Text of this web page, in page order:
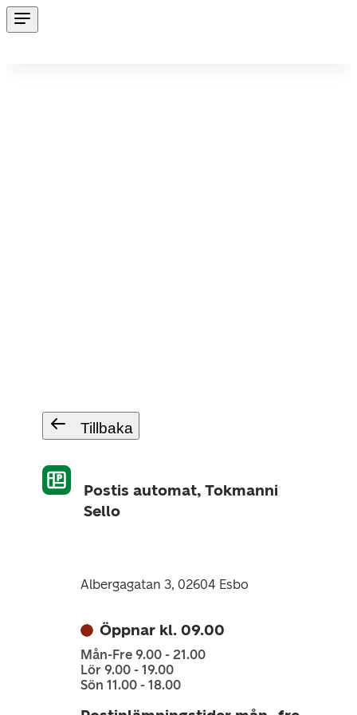
Tillbaka
Postis automat, Tokmanni
Sello
Albergagatan 3, 02604 Esbo
Öppnar kl. 09.00
Mån-Fre 9.00 - 21.00
Lör 9.00 - 19.00
Sön 11.00 - 18.00